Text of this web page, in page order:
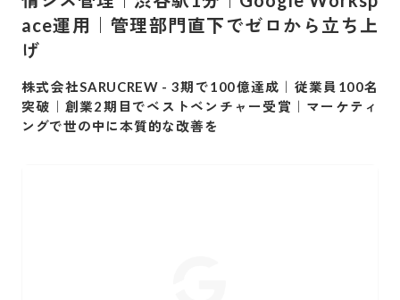
ace運用｜管理部門直下でゼロから立ち上
げ
株式会社SARUCREW-3期で100億達成｜従業員100名
突破｜創業2期目でベストベンチャー受賞｜マーケティ
ングで世の中に本質的な改善を